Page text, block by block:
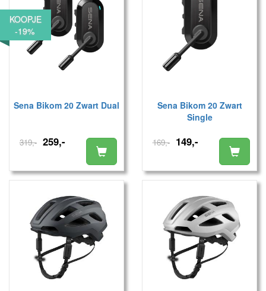
Sena Bikom 20 Zwart Dual
319,- 259,-
KOOPJE
-19%
Sena Bikom 20 Zwart
Single
169,- 149,-